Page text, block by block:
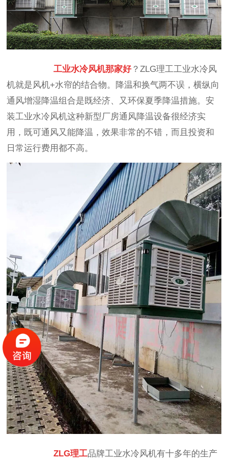
工业水冷风机那家好？ZLG理工工业水冷风
机就是风机+水帘的结合物。降温和换气两不误，横纵向
通风增湿降温组合是既经济、又环保夏季降温措施。安
装工业水冷风机这种新型厂房通风降温设备很经济实
用，既可通风又能降温，效果非常的不错，而且投资和
日常运行费用都不高。
ZLG理工品牌工业水冷风机有十多年的生产